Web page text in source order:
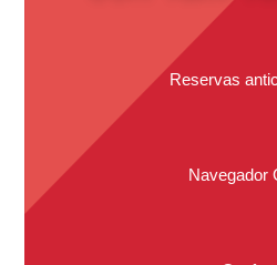
Reservas
Navegador